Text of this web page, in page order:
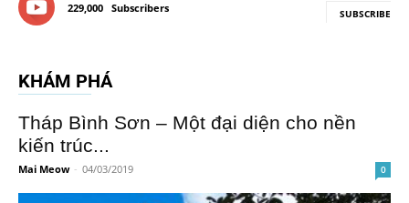
229,000 Subscribers SUBSCRIBE
KHÁM PHÁ
Tháp Bình Sơn – Một đại diện cho nền
kiến trúc...
Mai Meow - 04/03/2019 0